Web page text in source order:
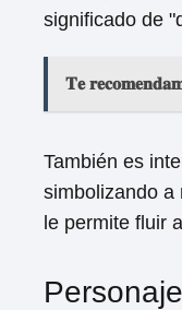
significado de
𝐓𝐞
También es
simbolizando a
le permite fluir